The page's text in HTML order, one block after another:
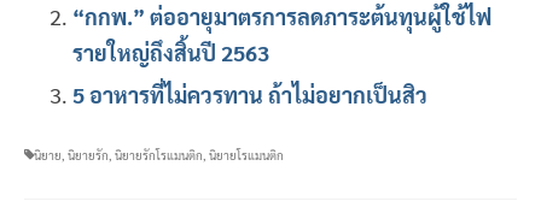
“กกพ.” ต่ออายุมาตรการลดภาระต้นทุนผู้ใช้ไฟ
รายใหญ่ถึงสิ้นปี 2563
5 อาหารที่ไม่ควรทาน ถ้าไม่อยากเป็นสิว
นิยาย นิยายรัก นิยายรักโรแมนติก นิยายโรแมนติก